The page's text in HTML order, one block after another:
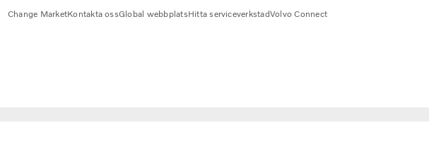
Change MarketKontakta ossGlobal webbplatsHitta serviceverkstadVolvo Connect